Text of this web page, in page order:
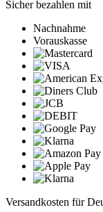
Sicher bezahlen mit
Nachnahme
Vorauskasse
Versandkosten für